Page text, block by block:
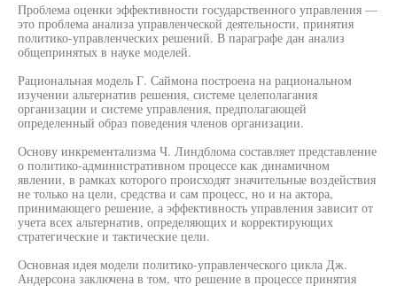
Проблема оценки эффективности государственного управления —
это проблема анализа управленческой деятельности, принятия
политико-управленческих решений. В параграфе дан анализ
общепринятых в науке моделей.
Рациональная модель Г. Саймона построена на рациональном
изучении альтернатив решения, системе целеполагания
организации и системе управления, предполагающей
определенный образ поведения членов организации.
Основу инкрементализма Ч. Линдблома составляет представление
о политико-административном процессе как динамичном
явлении, в рамках которого происходят значительные воздействия
не только на цели, средства и сам процесс, но и на актора,
принимающего решение, а эффективность управления зависит от
учета всех альтернатив, определяющих и корректирующих
стратегические и тактические цели.
Основная идея модели политико-управленческого цикла Дж.
Андерсона заключена в том, что решение в процессе принятия